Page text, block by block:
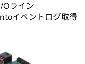
Oライン
イベントログ取得